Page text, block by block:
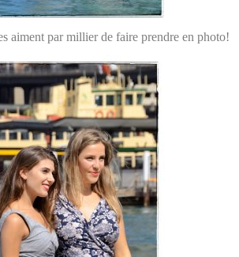
aiment par millier de faire prendre en photo!